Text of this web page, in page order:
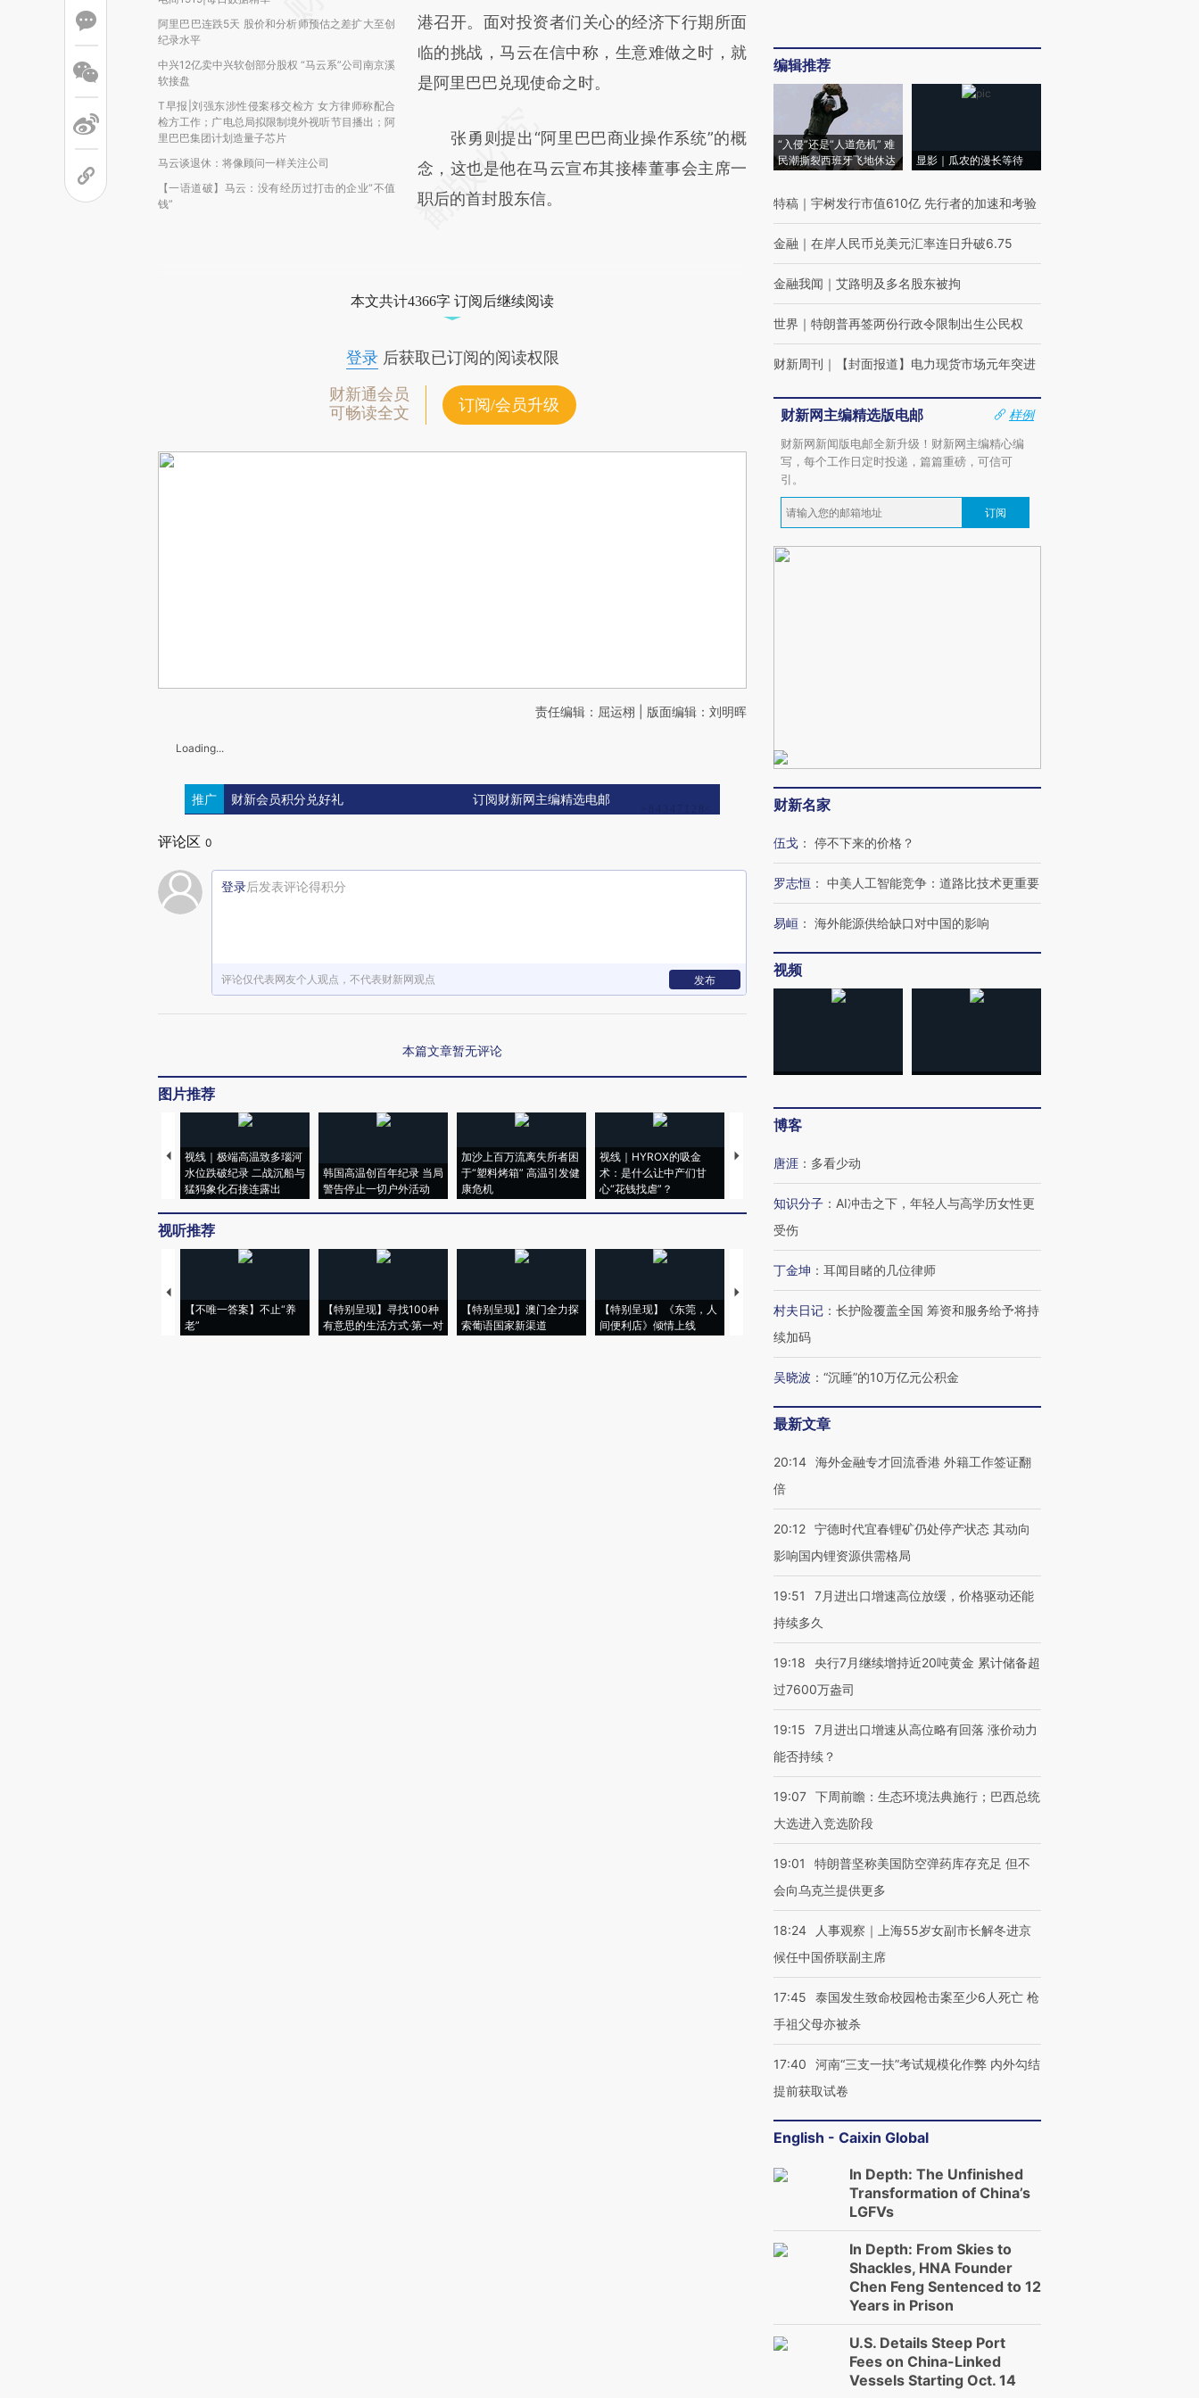
阿里巴巴连跌5天 股价和分析师预估之差扩大至创
纪录水平
中兴12亿卖中兴软创部分股权 “马云系”公司南京溪
软接盘
T早报|刘强东涉性侵案移交检方 女方律师称配合
检方工作；广电总局拟限制境外视听节目播出；阿
里巴巴集团计划造量子芯片
马云谈退休：将像顾问一样关注公司
【一语道破】马云：没有经历过打击的企业“不值
钱”
港召开。面对投资者们关心的经济下行期所面
临的挑战，马云在信中称，生意难做之时，就
是阿里巴巴兑现使命之时。
张勇则提出“阿里巴巴商业操作系统”的概
念，这也是他在马云宣布其接棒董事会主席一
职后的首封股东信。
本文共计4366字 订阅后继续阅读
登录后获取已订阅的阅读权限
财新通会员
可畅读全文
订阅/会员升级
责任编辑：屈运栩 | 版面编辑：刘明晖
Loading...
推广 财新会员积分兑好礼 订阅财新网主编精选电邮
评论区 0
登录后发表评论得积分
评论仅代表网友个人观点，不代表财新网观点 发布
本篇文章暂无评论
图片推荐
视线｜极端高温致多瑙河
水位跌破纪录 二战沉船与
猛犸象化石接连露出
韩国高温创百年纪录 当局
警告停止一切户外活动
加沙上百万流离失所者困
于“塑料烤箱” 高温引发健
康危机
视线｜HYROX的吸金
术：是什么让中产们甘
心“花钱找虐”？
马航飞行员跨国走私7万
粒摇头丸 尿检体内含3种
视听推荐
【不唯一答案】不止“养
老”
【特别呈现】寻找100种
有意思的生活方式·第一对
【特别呈现】澳门全力探
索葡语国家新渠道
【特别呈现】《东莞，人
间便利店》倾情上线
【推广】走进第四届链博
会，让数智科技“链”接产
【特别呈现】寻找100种
【商旅对话】华住集团
CFO：不靠规模取胜，华
编辑推荐
“入侵”还是“人道危机” 难
民潮撕裂西班牙飞地休达
显影｜瓜农的漫长等待
特稿 ｜ 宇树发行市值610亿 先行者的加速和考验
金融 ｜ 在岸人民币兑美元汇率连日升破6.75
金融我闻 ｜ 艾路明及多名股东被拘
世界 ｜ 特朗普再签两份行政令限制出生公民权
财新周刊 ｜ 【封面报道】电力现货市场元年突进
财新网主编精选版电邮
样例
财新网新闻版电邮全新升级！财新网主编精心编
写，每个工作日定时投递，篇篇重磅，可信可
引。
订阅
财新名家
伍戈 ： 停不下来的价格？
罗志恒 ： 中美人工智能竞争：道路比技术更重要
易峘 ： 海外能源供给缺口对中国的影响
视频
博客
唐涯 ： 多看少动
知识分子 ： AI冲击之下，年轻人与高学历女性更
受伤
丁金坤 ： 耳闻目睹的几位律师
村夫日记 ： 长护险覆盖全国 筹资和服务给予将持
续加码
吴晓波 ： “沉睡”的10万亿元公积金
最新文章
20:14 海外金融专才回流香港 外籍工作签证翻
倍
20:12 宁德时代宜春锂矿仍处停产状态 其动向
影响国内锂资源供需格局
19:51
7月进出口增速高位放缓，价格驱动还能
持续多久
19:18
央行7月继续增持近20吨黄金 累计储备超
过7600万盎司
19:15
7月进出口增速从高位略有回落 涨价动力
能否持续？
19:07 下周前瞻：生态环境法典施行；巴西总统
大选进入竞选阶段
19:01
特朗普坚称美国防空弹药库存充足 但不
会向乌克兰提供更多
18:24
人事观察｜上海55岁女副市长解冬进京
候任中国侨联副主席
17:45
泰国发生致命校园枪击案至少6人死亡 枪
手祖父母亦被杀
17:40
河南“三支一扶”考试规模化作弊 内外勾结
提前获取试卷
English - Caixin Global
In Depth: The Unfinished
Transformation of China’s
LGFVs
In Depth: From Skies to
Shackles, HNA Founder
Chen Feng Sentenced to 12
Years in Prison
U.S. Details Steep Port
Fees on China-Linked
Vessels Starting Oct. 14